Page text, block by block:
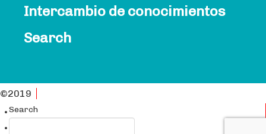
Intercambio de conocimientos
Search
©2019
Search